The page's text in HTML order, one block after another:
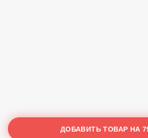
ДОБАВИТЬ ТОВАР НА